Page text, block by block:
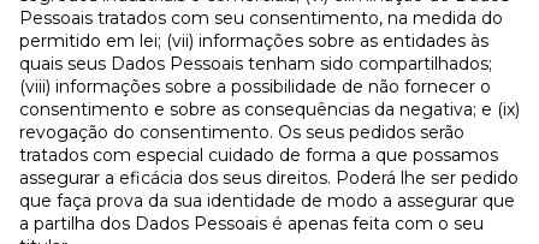
Pessoais tratados com seu consentimento, na medida do
permitido em lei; (vii) informações sobre as entidades às
quais seus Dados Pessoais tenham sido compartilhados;
(viii) informações sobre a possibilidade de não fornecer o
consentimento e sobre as consequências da negativa; e (ix)
revogação do consentimento. Os seus pedidos serão
tratados com especial cuidado de forma a que possamos
assegurar a eficácia dos seus direitos. Poderá lhe ser pedido
que faça prova da sua identidade de modo a assegurar que
a partilha dos Dados Pessoais é apenas feita com o seu